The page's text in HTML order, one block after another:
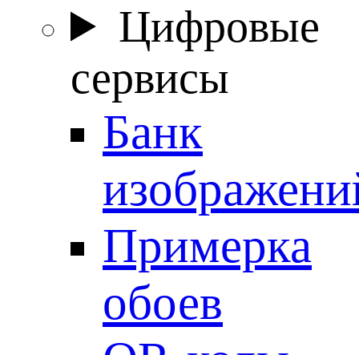
Цифровые
сервисы
Банк
Примерка
обоев